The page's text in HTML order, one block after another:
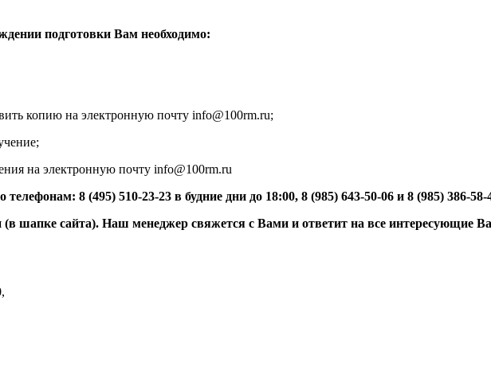
подготовки Вам необходимо:
копию на электронную почту info@100rm.ru;
на электронную почту info@100rm.ru
8 (495) 510-23-23 в будние дни до 18:00, 8 (985) 643-50-06 и 8 (985) 386-58-
шапке сайта). Наш менеджер свяжется с Вами и ответит на все интересующие